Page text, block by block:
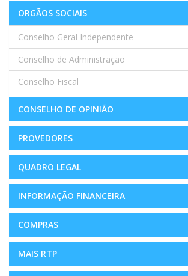
ORGÃOS SOCIAIS
Conselho Geral Independente
Conselho de Administração
Conselho Fiscal
CONSELHO DE OPINIÃO
PROVEDORES
QUADRO LEGAL
INFORMAÇÃO FINANCEIRA
COMPRAS
MAIS RTP